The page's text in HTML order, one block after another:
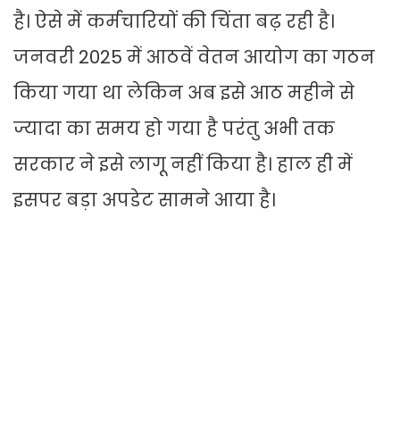
है। ऐसे में कर्मचारियों की चिंता बढ़ रही है।
जनवरी 2025 में आठवें वेतन आयोग का गठन
किया गया था लेकिन अब इसे आठ महीने से
ज्यादा का समय हो गया है परंतु अभी तक
सरकार ने इसे लागू नहीं किया है। हाल ही में
इसपर बड़ा अपडेट सामने आया है।